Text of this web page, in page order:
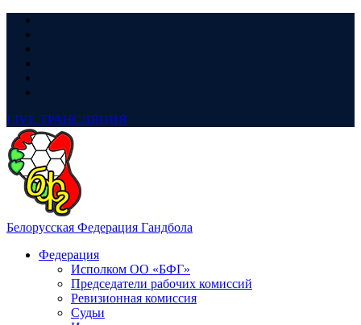
LIVE ТРАНСЛЯЦИЯ
Белорусская Федерация Гандбола
Федерация
Исполком ОО «БФГ»
Председатели рабочих комиссий
Ревизионная комиссия
Судьи